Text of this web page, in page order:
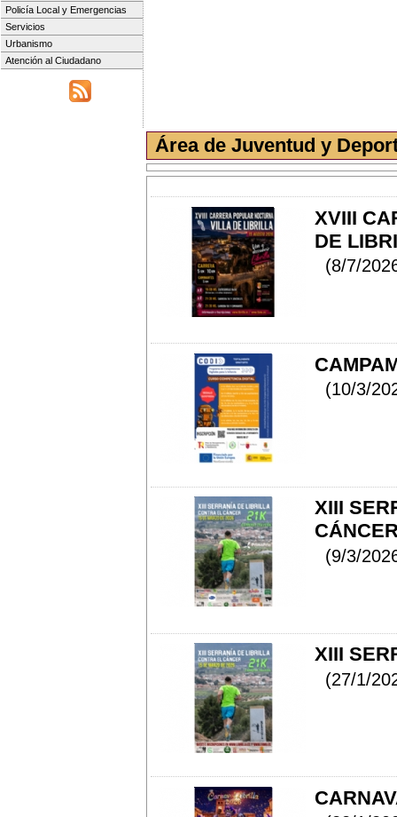
Policía Local y Emergencias
Servicios
Urbanismo
Atención al Ciudadano
Área de Juventud y
XVIII
DE
(8/7/
(10/3/
XIII
(9/3/
XIII
(27/1/